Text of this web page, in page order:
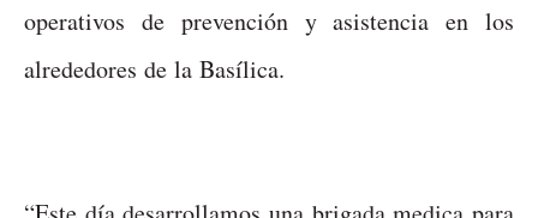
operativos de prevención y asistencia en los
alrededores de la Basílica.